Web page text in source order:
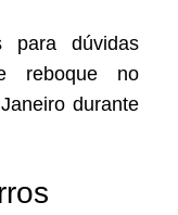
para dúvidas
reboque no
durante